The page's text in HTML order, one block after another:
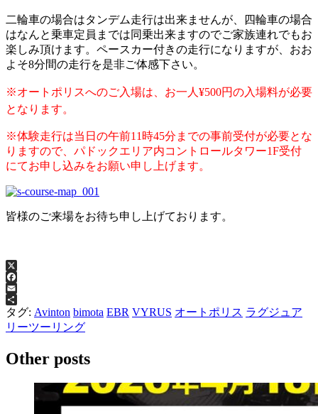
二輪車の場合はタンデム走行は出来ませんが、四輪車の場合
はなんと乗車定員までは同乗出来ますのでご家族連れでもお
楽しみ頂けます。ペースカー付きの走行になりますが、おお
よそ8分間の走行を是非ご体感下さい。
※オートポリスへのご入場は、お一人¥500円の入場料が必要
となります。
※体験走行は当日の午前11時45分までの事前受付が必要とな
りますので、パドックエリア内コントロールタワー1F受付
にてお申し込みをお願い申し上げます。
皆様のご来場をお待ち申し上げております。
X
Facebook
Email
共
有
タグ: Avinton bimota EBR VYRUS オートポリス ラグジュア
リーツーリング
Other posts